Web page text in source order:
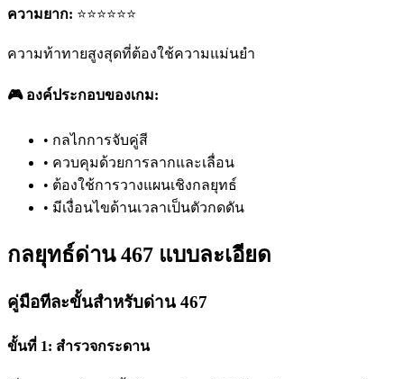
ความยาก: ⭐⭐⭐⭐⭐⭐
ความท้าทายสูงสุดที่ต้องใช้ความแม่นยำ
🎮 องค์ประกอบของเกม:
• กลไกการจับคู่สี
• ควบคุมด้วยการลากและเลื่อน
• ต้องใช้การวางแผนเชิงกลยุทธ์
• มีเงื่อนไขด้านเวลาเป็นตัวกดดัน
กลยุทธ์ด่าน 467 แบบละเอียด
คู่มือทีละขั้นสำหรับด่าน 467
ขั้นที่ 1: สำรวจกระดาน